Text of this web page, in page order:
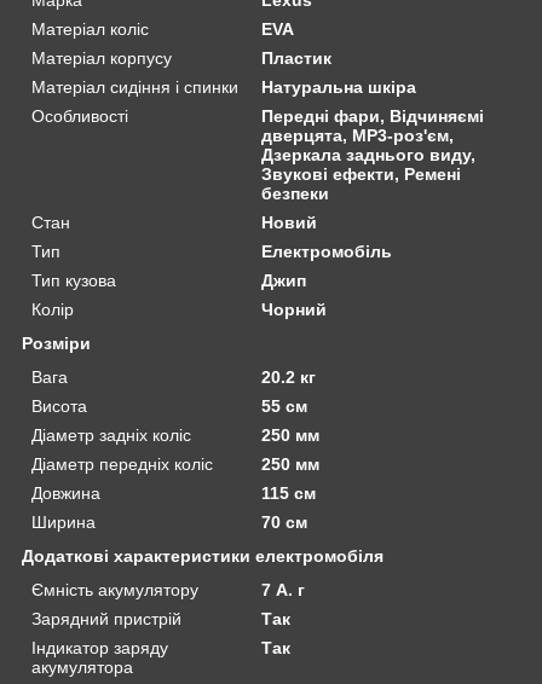
Матеріал коліс
EVA
Матеріал корпусу
Пластик
Матеріал сидіння і спинки
Натуральна шкіра
Особливості
Передні фари, Відчиняємі
дверцята, MP3-роз'єм,
Дзеркала заднього виду,
Звукові ефекти, Ремені
безпеки
Стан
Новий
Тип
Електромобіль
Тип кузова
Джип
Колір
Чорний
Розміри
Вага
20.2 кг
Висота
55 см
Діаметр задніх коліс
250 мм
Діаметр передніх коліс
250 мм
Довжина
115 см
Ширина
70 см
Додаткові характеристики електромобіля
Ємність акумулятору
7 А. г
Зарядний пристрій
Так
Індикатор заряду
акумулятора
Так